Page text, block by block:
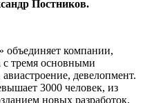
Постников.
компании,
с тремя основными
девелопмент.
3000 человек, из
новых разработок.